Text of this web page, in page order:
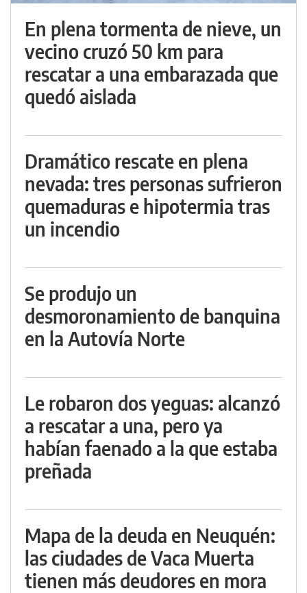
En plena tormenta de nieve, un
vecino cruzó 50 km para
rescatar a una embarazada que
quedó aislada
Dramático rescate en plena
nevada: tres personas sufrieron
quemaduras e hipotermia tras
un incendio
Se produjo un
desmoronamiento de banquina
en la Autovía Norte
Le robaron dos yeguas: alcanzó
a rescatar a una, pero ya
habían faenado a la que estaba
preñada
Mapa de la deuda en Neuquén:
las ciudades de Vaca Muerta
tienen más deudores en mora